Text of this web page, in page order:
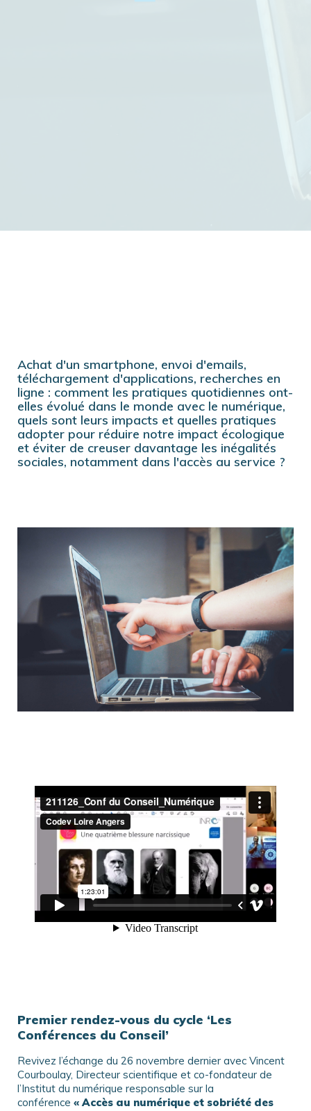
Achat d'un smartphone, envoi d'emails,
téléchargement d'applications, recherches en
ligne : comment les pratiques quotidiennes ont-
elles évolué dans le monde avec le numérique,
quels sont leurs impacts et quelles pratiques
adopter pour réduire notre impact écologique
et éviter de creuser davantage les inégalités
sociales, notamment dans l'accès au service ?
Premier rendez-vous du cycle ‘Les
Conférences du Conseil’
Revivez l’échange du 26 novembre dernier avec Vincent
Courboulay, Directeur scientifique et co-fondateur de
l’Institut du numérique responsable sur la
conférence « Accès au numérique et sobriété des